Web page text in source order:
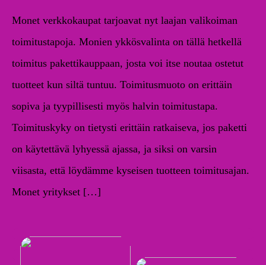
Monet verkkokaupat tarjoavat nyt laajan valikoiman
toimitustapoja. Monien ykkösvalinta on tällä hetkellä
toimitus pakettikauppaan, josta voi itse noutaa ostetut
tuotteet kun siltä tuntuu. Toimitusmuoto on erittäin
sopiva ja tyypillisesti myös halvin toimitustapa.
Toimituskyky on tietysti erittäin ratkaiseva, jos paketti
on käytettävä lyhyessä ajassa, ja siksi on varsin
viisasta, että löydämme kyseisen tuotteen toimitusajan.
Monet yritykset […]